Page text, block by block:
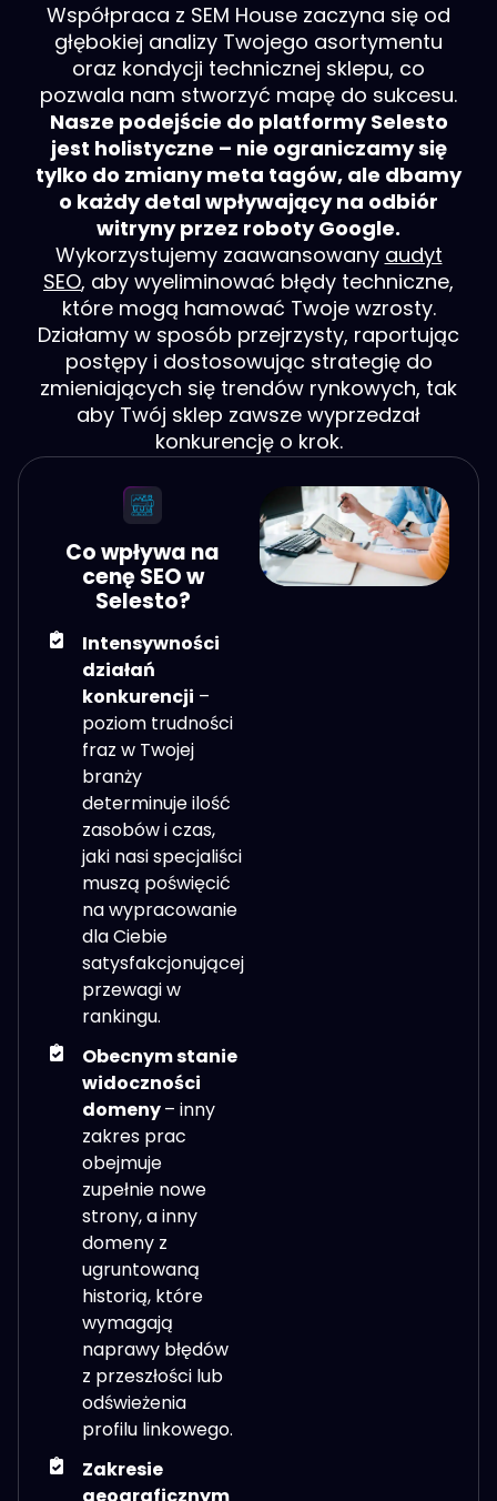
Współpraca z SEM House zaczyna się od
głębokiej analizy Twojego asortymentu
oraz kondycji technicznej sklepu, co
pozwala nam stworzyć mapę do sukcesu.
Nasze podejście do platformy Selesto
jest holistyczne – nie ograniczamy się
tylko do zmiany meta tagów, ale dbamy
o każdy detal wpływający na odbiór
witryny przez roboty Google.
Wykorzystujemy zaawansowany audyt
SEO, aby wyeliminować błędy techniczne,
które mogą hamować Twoje wzrosty.
Działamy w sposób przejrzysty, raportując
postępy i dostosowując strategię do
zmieniających się trendów rynkowych, tak
aby Twój sklep zawsze wyprzedzał
konkurencję o krok.
Co wpływa na
cenę SEO w
Selesto?
Intensywności
działań
konkurencji –
poziom trudności
fraz w Twojej
branży
determinuje ilość
zasobów i czas,
jaki nasi specjaliści
muszą poświęcić
na wypracowanie
dla Ciebie
satysfakcjonującej
przewagi w
rankingu.
Obecnym stanie
widoczności
domeny– inny
zakres prac
obejmuje
zupełnie nowe
strony, a inny
domeny z
ugruntowaną
historią, które
wymagają
naprawy błędów
z przeszłości lub
odświeżenia
profilu linkowego.
Zakresie